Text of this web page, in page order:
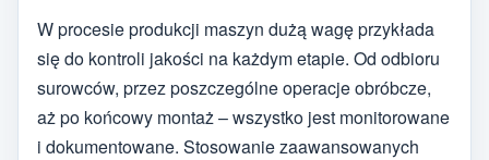
W procesie produkcji maszyn dużą wagę przykłada
się do kontroli jakości na każdym etapie. Od odbioru
surowców, przez poszczególne operacje obróbcze,
aż po końcowy montaż – wszystko jest monitorowane
i dokumentowane. Stosowanie zaawansowanych